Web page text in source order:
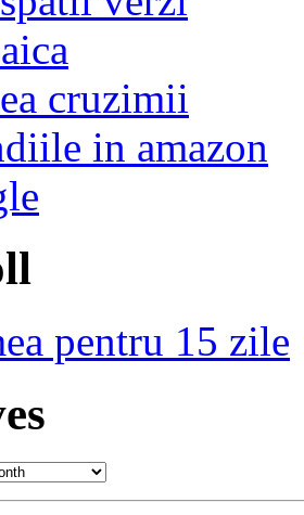
cruzimii
in amazon
pentru 15 zile